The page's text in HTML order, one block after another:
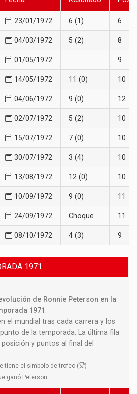
23/01/1972 6 (1) 6
04/03/1972 5 (2) 8
01/05/1972 9
14/05/1972 11 (0) 10
04/06/1972 9 (0) 12
02/07/1972 5 (2) 10
15/07/1972 7 (0) 10
30/07/1972 3 (4) 10
13/08/1972 12 (0) 10
10/09/1972 9 (0) 11
24/09/1972 Choque 11
08/10/1972 4 (3) 9
1971
de Ronnie Peterson en la
1971
el mundial tras cada carrera y los
de la temporada. La última fila
y puntos al final del
tiene el simbolo de trofeo (
)
ganó Peterson.